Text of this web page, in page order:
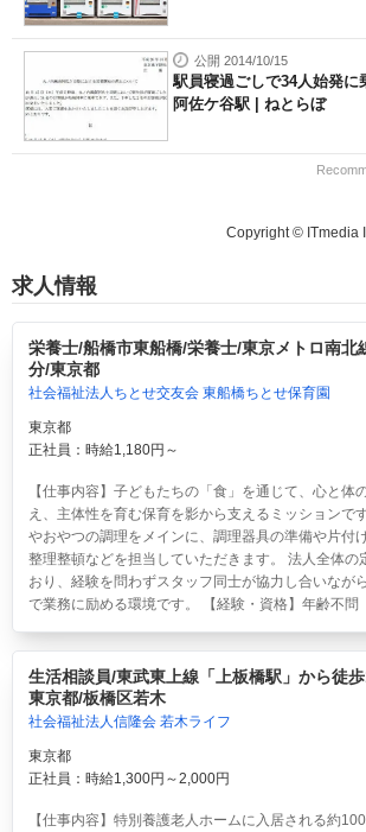
公開 2014/10/15
駅員寝過ごしで34人始発
阿佐ケ谷駅 | ねとらぼ
Copyright © ITmedia
求人情報
栄養士/船橋市東船橋/栄養士/東京メトロ南北
分/東京都
社会福祉法人ちとせ交友会 東船橋ちとせ保育園
東京都
正社員：時給1,180円～
【仕事内容】子どもたちの「食」を通じて、心と体
え、主体性を育む保育を影から支えるミッションで
やおやつの調理をメインに、調理器具の準備や片付
整理整頓などを担当していただきます。 法人全体の
おり、経験を問わずスタッフ同士が協力し合いなが
で業務に励める環境です。 【経験・資格】年齢不問
生活相談員/東武東上線「上板橋駅」から徒
東京都/板橋区若木
社会福祉法人信隆会 若木ライフ
東京都
正社員：時給1,300円～2,000円
【仕事内容】特別養護老人ホームに入居される約